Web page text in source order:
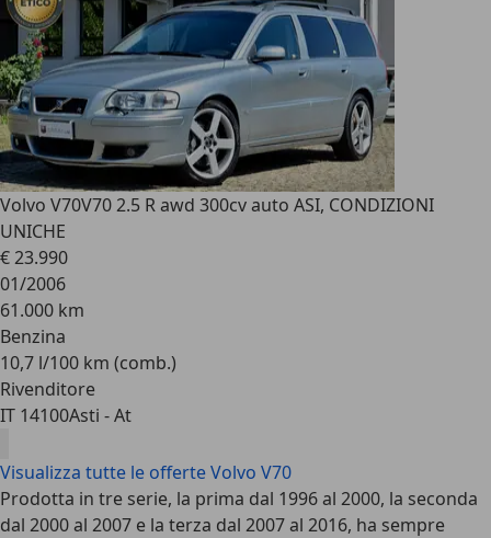
Volvo V70V70 2.5 R awd 300cv auto ASI, CONDIZIONI
UNICHE
€ 23.990
01/2006
61.000 km
Benzina
10,7 l/100 km (comb.)
Rivenditore
IT 14100Asti - At
Visualizza tutte le offerte Volvo V70
Prodotta in tre serie, la prima dal 1996 al 2000, la seconda
dal 2000 al 2007 e la terza dal 2007 al 2016, ha sempre